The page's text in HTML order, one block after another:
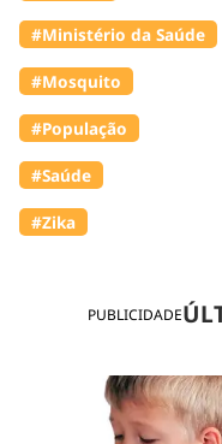
PUBLICIDADE
#Ministério da Saúde
#Mosquito
#População
#Saúde
#Zika